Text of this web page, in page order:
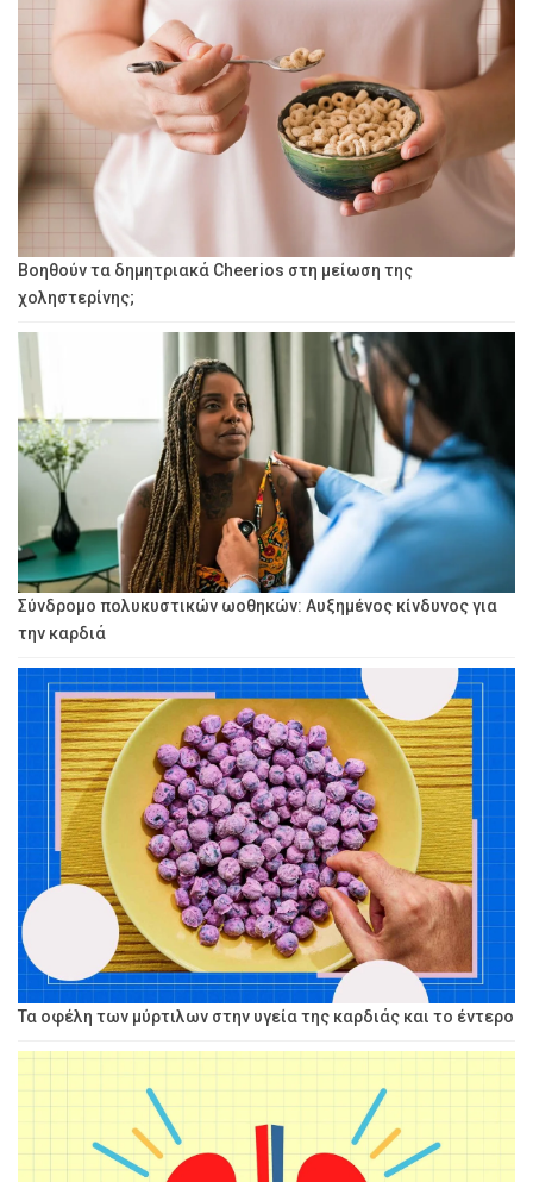
Βοηθούν τα δημητριακά Cheerios στη μείωση της
χοληστερίνης;
Σύνδρομο πολυκυστικών ωοθηκών: Αυξημένος κίνδυνος για
την καρδιά
Τα οφέλη των μύρτιλων στην υγεία της καρδιάς και το έντερο